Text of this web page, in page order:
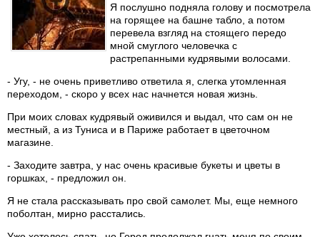
Я послушно подняла голову и посмотрела
на горящее на башне табло, а потом
перевела взгляд на стоящего передо
мной смуглого человечка с
растрепанными кудрявыми волосами.
- Угу, - не очень приветливо ответила я, слегка утомленная
переходом, - скоро у всех нас начнется новая жизнь.
При моих словах кудрявый оживился и выдал, что сам он не
местный, а из Туниса и в Париже работает в цветочном
магазине.
- Заходите завтра, у нас очень красивые букеты и цветы в
горшках, - предложил он.
Я не стала рассказывать про свой самолет. Мы, еще немного
поболтан, мирно расстались.